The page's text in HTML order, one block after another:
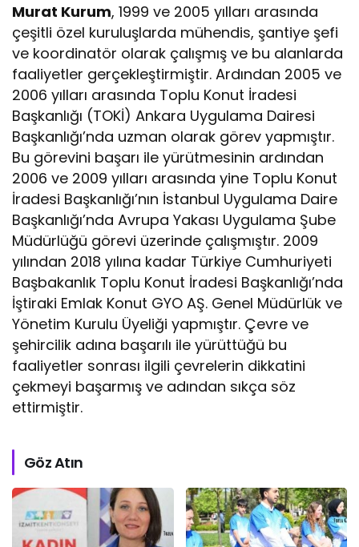
Murat Kurum, 1999 ve 2005 yılları arasında
çeşitli özel kuruluşlarda mühendis, şantiye şefi
ve koordinatör olarak çalışmış ve bu alanlarda
faaliyetler gerçekleştirmiştir. Ardından 2005 ve
2006 yılları arasında Toplu Konut İradesi
Başkanlığı (TOKİ) Ankara Uygulama Dairesi
Başkanlığı’nda uzman olarak görev yapmıştır.
Bu görevini başarı ile yürütmesinin ardından
2006 ve 2009 yılları arasında yine Toplu Konut
İradesi Başkanlığı’nın İstanbul Uygulama Daire
Başkanlığı’nda Avrupa Yakası Uygulama Şube
Müdürlüğü görevi üzerinde çalışmıştır. 2009
yılından 2018 yılına kadar Türkiye Cumhuriyeti
Başbakanlık Toplu Konut İradesi Başkanlığı’nda
İştiraki Emlak Konut GYO AŞ. Genel Müdürlük ve
Yönetim Kurulu Üyeliği yapmıştır. Çevre ve
şehircilik adına başarılı ile yürüttüğü bu
faaliyetler sonrası ilgili çevrelerin dikkatini
çekmeyi başarmış ve adından sıkça söz
ettirmiştir.
Göz Atın